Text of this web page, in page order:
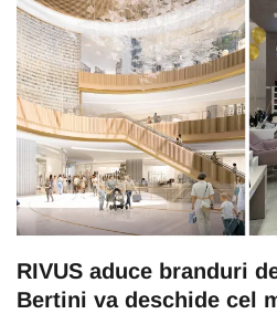
RIVUS aduce branduri
Bertini va deschide cel